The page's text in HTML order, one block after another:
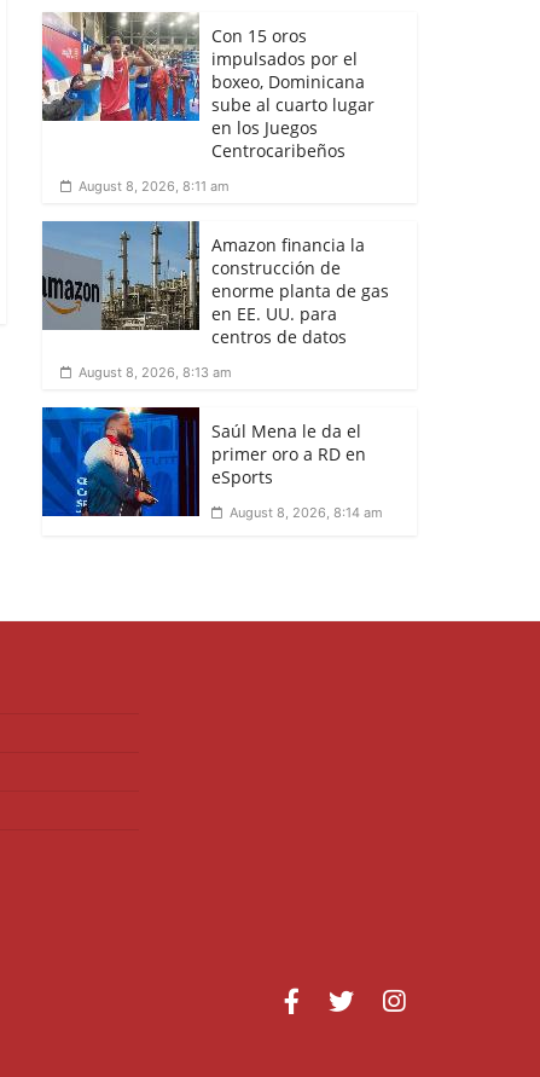
Con 15 oros
impulsados por el
boxeo, Dominicana
sube al cuarto lugar
en los Juegos
Centrocaribeños
August 8, 2026, 8:11 am
Amazon financia la
construcción de
enorme planta de gas
en EE. UU. para
centros de datos
August 8, 2026, 8:13 am
Saúl Mena le da el
primer oro a RD en
eSports
August 8, 2026, 8:14 am